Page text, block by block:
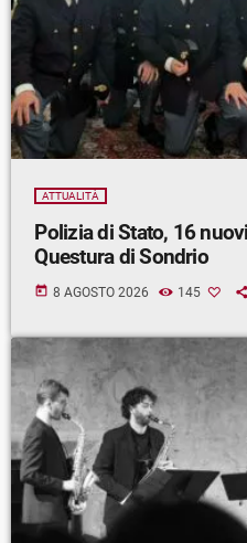
ATTUALITÀ
Polizia di Stato, 16
Questura di Sondrio
today 8 AGOSTO 2026 145